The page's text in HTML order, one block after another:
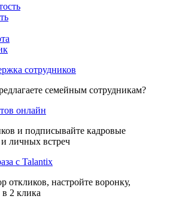
сотрудников
семейным сотрудникам?
онлайн
и подписывайте кадровые
личных встреч
с Talantix
откликов, настройте воронку,
2 клика